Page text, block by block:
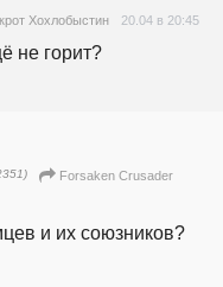
Хохлобыстин 20.04 в 20:45
не горит?
Forsaken Crusader
и их союзников?